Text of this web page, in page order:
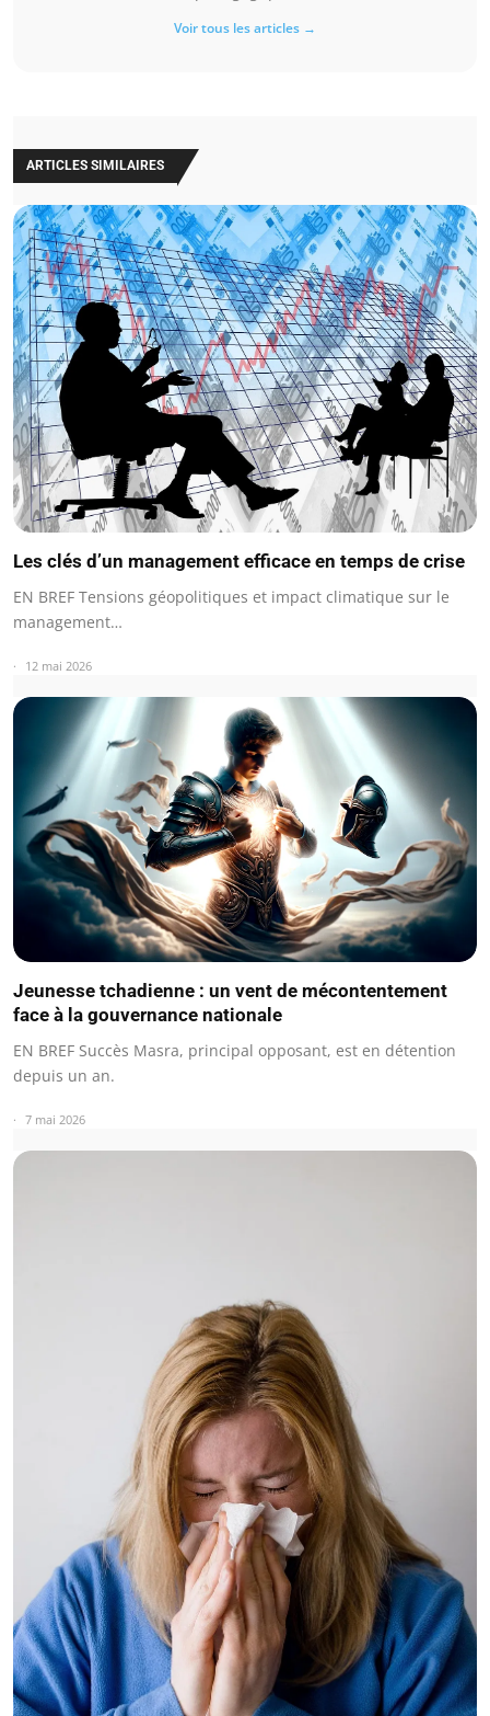
Voir tous les articles →
ARTICLES SIMILAIRES
Les clés d’un management efficace en temps de crise
EN BREF Tensions géopolitiques et impact climatique sur le
management…
12 mai 2026
Jeunesse tchadienne : un vent de mécontentement
face à la gouvernance nationale
EN BREF Succès Masra, principal opposant, est en détention
depuis un an.
7 mai 2026